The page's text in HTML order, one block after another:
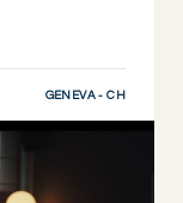
GENEVA - CH